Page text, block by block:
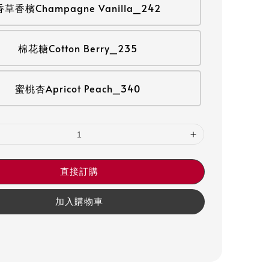
草香檳Champagne Vanilla_242
棉花糖Cotton Berry_235
蜜桃杏Apricot Peach_340
直接訂購
加入購物車